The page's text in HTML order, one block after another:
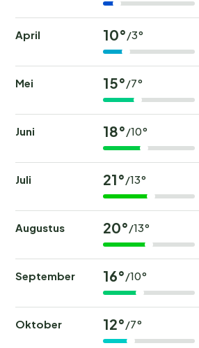
April 10°/3°
Mei 15°/7°
Juni 18°/10°
Juli 21°/13°
Augustus 20°/13°
September 16°/10°
Oktober 12°/7°